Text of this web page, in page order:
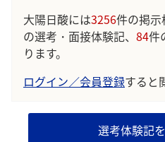
大陽日酸には3256件の掲
の選考・面接体験記、 84件
ります。
ログイン／会員登録すると
選考体験記